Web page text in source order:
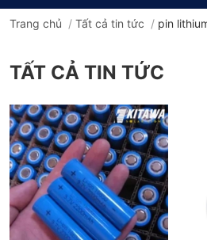
Trang chủ / Tất cả tin tức / pin
TẤT CẢ TIN TỨC